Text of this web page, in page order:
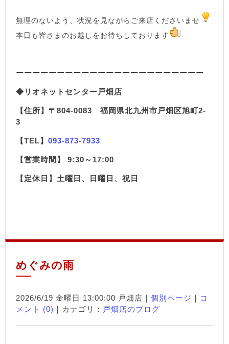
無理のないよう、状況を見ながらご来店くださいませ
本日も皆さまのお越しをお待ちしております
ーーーーーーーーーーーーーーーーーーーーーーー
◆リオネットセンター戸畑店
【住所】〒804-0083 福岡県北九州市戸畑区旭町2-
3
【TEL】 093-873-7933
【営業時間】 9:30～17:00
【定休日】土曜日、日曜日、祝日
めぐみの雨
2026/6/19 金曜日 13:00:00 戸畑店｜ 個別ページ ｜ コ
メント (0) ｜カテゴリ： 戸畑店のブログ